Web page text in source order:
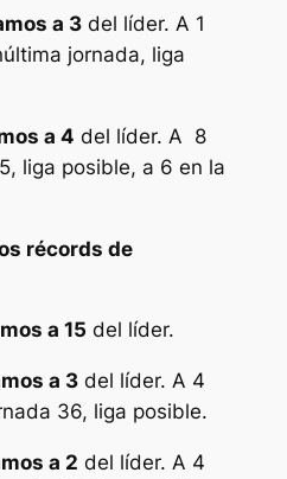
a 3del líder. A 1
jornada, liga
a 4 del líder. A 8
liga posible, a 6 en la
récords de
a 15 del líder.
a 3del líder. A 4
36, liga posible.
a 2 del líder. A 4